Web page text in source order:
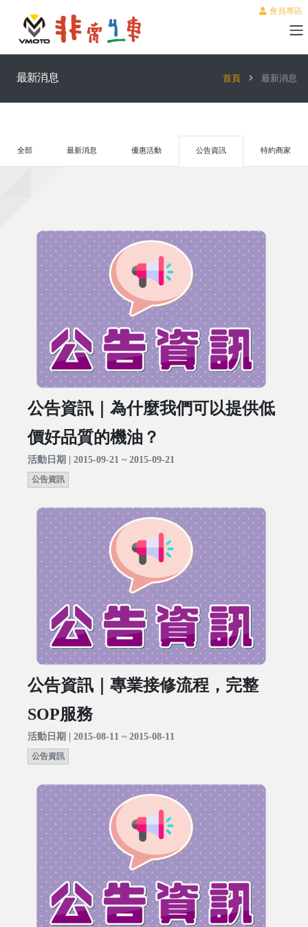
會員專區
最新消息 首頁 最新消息
全部 最新消息 優惠活動 公告資訊 特約商家
公告資訊｜為什麼我們可以提供低
價好品質的機油？
活動日期 | 2015-09-21 ~ 2015-09-21
公告資訊
公告資訊｜專業接修流程，完整
SOP服務
活動日期 | 2015-08-11 ~ 2015-08-11
公告資訊